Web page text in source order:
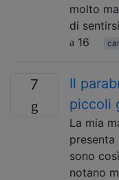
molto
di
16
car
7
Il
piccoli
La mia
sono
notano